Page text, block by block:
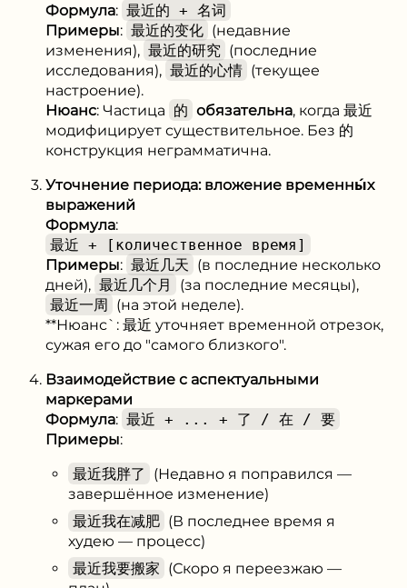
Формула: 最近的 + 名词
Примеры: 最近的变化 (недавние
изменения), 最近的研究 (последние
исследования), 最近的心情 (текущее
настроение).
Нюанс: Частица 的 обязательна, когда 最近
модифицирует существительное. Без 的
конструкция неграмматична.
Уточнение периода: вложение временны́х
выражений
Формула:
最近 + [количественное время]
Примеры: 最近几天 (в последние несколько
дней), 最近几个月
(за последние месяцы),
最近一周 (на этой неделе).
**Нюанс`: 最近 уточняет временной отрезок,
сужая его до "самого близкого".
Взаимодействие с аспектуальными
маркерами
Формула: 最近 + ... + 了 / 在 / 要
Примеры:
最近我胖了
(Недавно я поправился —
завершённое изменение)
最近我在减肥 (В последнее время я
худею — процесс)
最近我要搬家 (Скоро я переезжаю —